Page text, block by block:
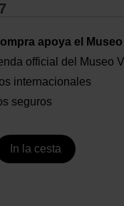
apoya el
official del Museo
internacionales
seguros
In la cesta